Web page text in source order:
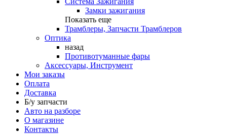
Замки зажигания
Показать еще
Трамблеры, Запчасти Трамблеров
Оптика
назад
Противотуманные фары
Аксессуары, Инструмент
Мои заказы
Оплата
Доставка
Б/у запчасти
Авто на разборе
О магазине
Контакты